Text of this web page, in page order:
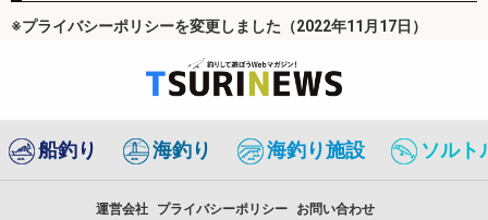
※プライバシーポリシーを変更しました（2022年11月17日）
船釣り 海釣り 海釣り施設 ソルト
運営会社 プライバシーポリシー お問い合わせ